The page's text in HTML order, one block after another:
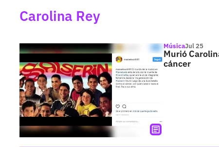
Carolina Rey
MúsicaJul 25
Murió
cáncer